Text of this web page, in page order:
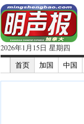
2026年1月15日 星期四
首页
加国 中国